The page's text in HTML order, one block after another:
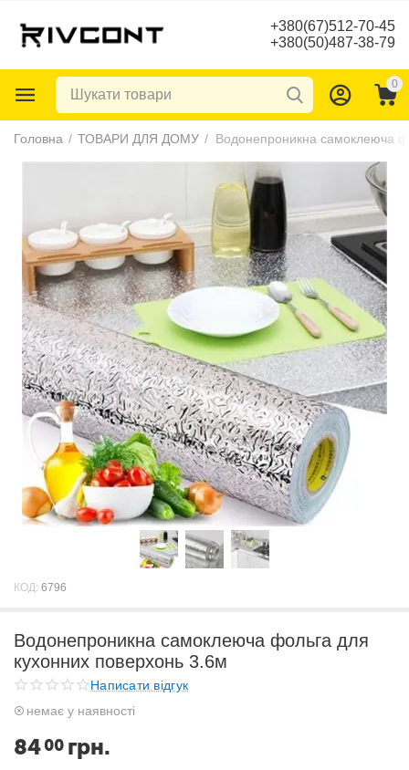
+380(67)512-70-45
+380(50)487-38-79
0
Головна / ТОВАРИ ДЛЯ ДОМУ /
КОД: 6796
Водонепроникна самоклеюча фольга для
кухонних поверхонь 3.6м
Написати відгук
немає у наявності
8400 грн.